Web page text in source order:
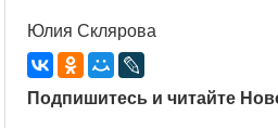
Юлия Склярова
Подпишитесь и читайте